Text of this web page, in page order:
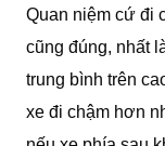
Quan niệm cứ đi
cũng đúng, nhất
trung bình trên
xe đi chậm hơn